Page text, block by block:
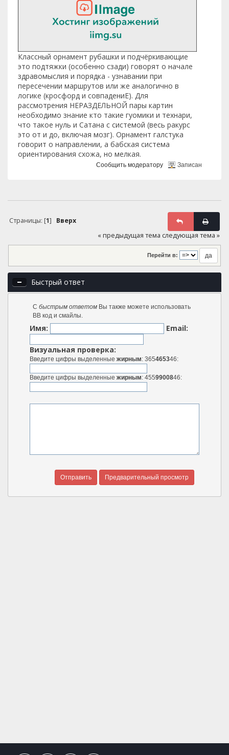
Классный орнамент рубашки и подчёркивающие
это подтяжки (особенно сзади) говорят о начале
здравомыслия и порядка - узнавании при
пересечении маршрутов или же аналогично в
логике (кросфорд и совпадениЕ). Для
рассмотрения НЕРАЗДЕЛЬНОЙ пары картин
необходимо знание кто такие гуомики и технари,
что такое нуль и Сатана с системой (весь ракурс
это от и до, включая мозг). Орнамент галстука
говорит о направлении, а бабская система
ориентирования схожа, но мелкая.
Сообщить модератору Записан
Страницы: [1] Вверх
« предыдущая тема следующая тема »
Перейти в:
Быстрый ответ
С быстрым ответомВы также можете использовать
BB код и смайлы.
Имя: Email:
Визуальная проверка:
Введите цифры выделенные жирным: 365465346:
Введите цифры выделенные жирным: 4559900846: